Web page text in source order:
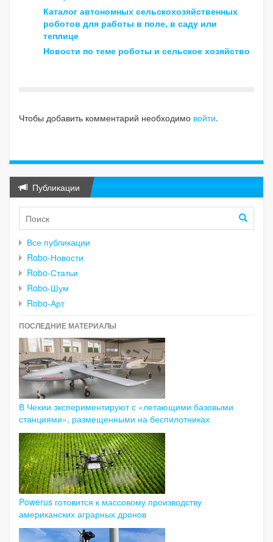
Каталог автономных сельскохозяйственных
роботов для работы в поле, в саду или
теплице
Новости по теме роботы и сельское хозяйство
Чтобы добавить комментарий необходимо войти.
Публикации
Все публикации
Robo-Новости
Robo-Статьи
Robo-Шум
Robo-Арт
ПОСЛЕДНИЕ МАТЕРИАЛЫ
В Чехии экспериментируют с «летающими базовыми
станциями», размещенными на беспилотниках
Powerus готовится к массовому производству
американских аграрных дронов